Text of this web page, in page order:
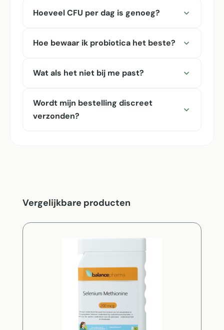
Hoeveel CFU per dag is genoeg?
Hoe bewaar ik probiotica het beste?
Wat als het niet bij me past?
Wordt mijn bestelling discreet
verzonden?
Productgalerij overslaan
Vergelijkbare producten